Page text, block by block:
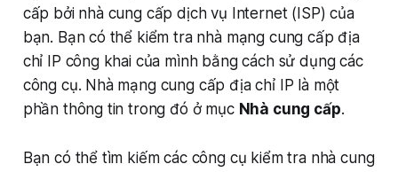
cấp bởi nhà cung cấp dịch vụ Internet (ISP) của
bạn. Bạn có thể kiểm tra nhà mạng cung cấp địa
chỉ IP công khai của mình bằng cách sử dụng các
công cụ. Nhà mạng cung cấp địa chỉ IP là một
phần thông tin trong đó ở mục Nhà cung cấp.
Bạn có thể tìm kiếm các công cụ kiểm tra nhà cung